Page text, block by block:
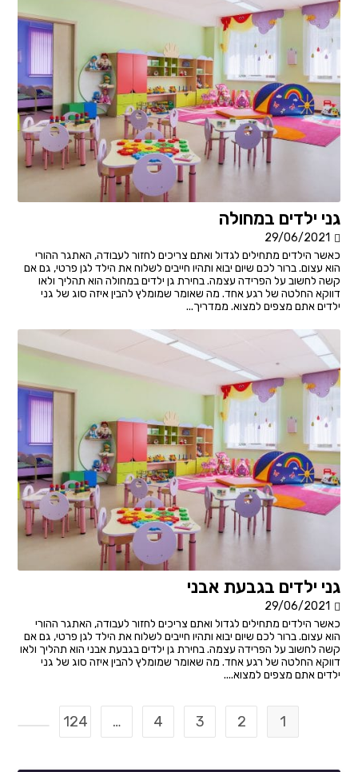
גני ילדים במחולה
29/06/2021
כאשר הילדים מתחילים לגדול ואתם צריכים לחזור לעבודה, האתגר ההורי
הוא עצום. ברור לכם שיום יבוא ותהיו חייבים לשלוח את הילד לגן פרטי, גם אם
קשה לחשוב על הפרידה עצמה. בחירת גן ילדים במחולה הוא תהליך ולאו
דווקא החלטה של רגע אחד. מה שאומר שמומלץ להבין איזה סוג של גני
ילדים אתם מצפים למצוא. ממדריך...
גני ילדים בגבעת אבני
29/06/2021
כאשר הילדים מתחילים לגדול ואתם צריכים לחזור לעבודה, האתגר ההורי
הוא עצום. ברור לכם שיום יבוא ותהיו חייבים לשלוח את הילד לגן פרטי, גם אם
קשה לחשוב על הפרידה עצמה. בחירת גן ילדים בגבעת אבני הוא תהליך ולאו
דווקא החלטה של רגע אחד. מה שאומר שמומלץ להבין איזה סוג של גני
ילדים אתם מצפים למצוא....
1
2
3
4
…
124